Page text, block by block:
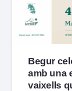
Begur
amb una
vaixells